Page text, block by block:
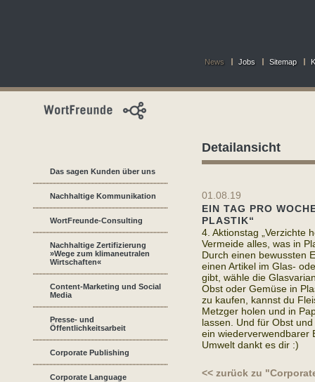
News Jobs Sitemap
Das sagen Kunden über uns
Nachhaltige Kommunikation
WortFreunde-Consulting
Nachhaltige Zertifizierung
»Wege zum klimaneutralen
Wirtschaften«
Content-Marketing und Social
Media
Presse- und
Öffentlichkeitsarbeit
Corporate Publishing
Corporate Language
Detailansicht
01.08.19
EIN TAG PRO
PLASTIK“
4. Aktionstag „Verzichte
Vermeide alles, was in
Durch einen bewussten
einen Artikel im Glas-
gibt, wähle die
Obst oder Gemüse in
zu kaufen, kannst du
Metzger holen und in
lassen. Und für Obst
ein wiederverwendbarer
Umwelt dankt es dir :)
<< zurück zu